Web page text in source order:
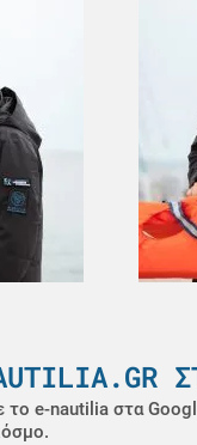
e-nautilia στα